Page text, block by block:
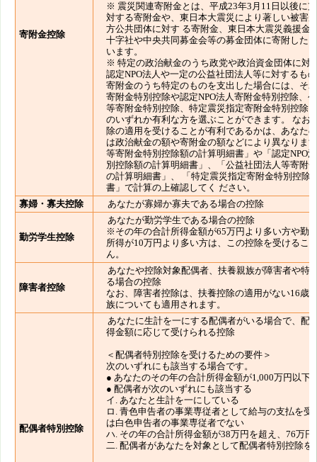
寄附金控除
※ 震災関連寄附金とは、平成23年3月11日以後に
対する寄附金や、東日本大震災により著しい被害
方公共団体に対す る寄附金、東日本大震災義援金
十字社や中央共同募金会等の募金団体に寄附した
います。
※ 特定の政治献金のうち政党や政治資金団体に対
認定NPO法人や一定の公益社団法人等に対するも
寄附金のうち特定のものを支出した場合には、そ
寄附金特別控除や認定NPO法人寄附金特別控除、
等寄附金特別控除、特定震災指定寄附金特別控除
のいずれか有利な方を選ぶことができます。 なお
除の適用を受けることが有利であるかは、あなた
は政治献金の額や寄附金の額などにより異なりま
等寄附金特別控除額の計算明細書」や「認定NPO
別控除額の計算明細書」、「公益社団法人等寄附
の計算明細書」、 「特定震災指定寄附金特別控除
書」で計算の上確認してく ださい。
寡婦・寡夫控除
あなたが寡婦か寡夫である場合の控除
勤労学生控除
あなたが勤労学生である場合の控除
※その年の合計所得金額が65万円より多い方や勤
所得が10万円より多い方は、この控除を受けるこ
ん。
障害者控除
あなたや控除対象配偶者、扶養親族が障害者や特
る場合の控除
なお、障害者控除は、扶養控除の適用がない16歳
族についても適用されます。
配偶者特別控除
あなたに生計を一にする配偶者がいる場合で、配
得金額に応じて受けられる控除
＜配偶者特別控除を受けるための要件＞
次のいずれにも該当する場合です。
● あなたのその年の合計所得金額が1,000万円以下
● 配偶者が次のいずれにも該当する
イ. あなたと生計を一にしている
ロ. 青色申告者の事業専従者として給与の支払を受
は白色申告者の事業専従者でない
ハ. その年の合計所得金額が38万円を超え、76万
二. 配偶者があなたを対象として配偶者特別控除を